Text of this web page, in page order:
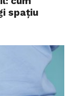
spațiu